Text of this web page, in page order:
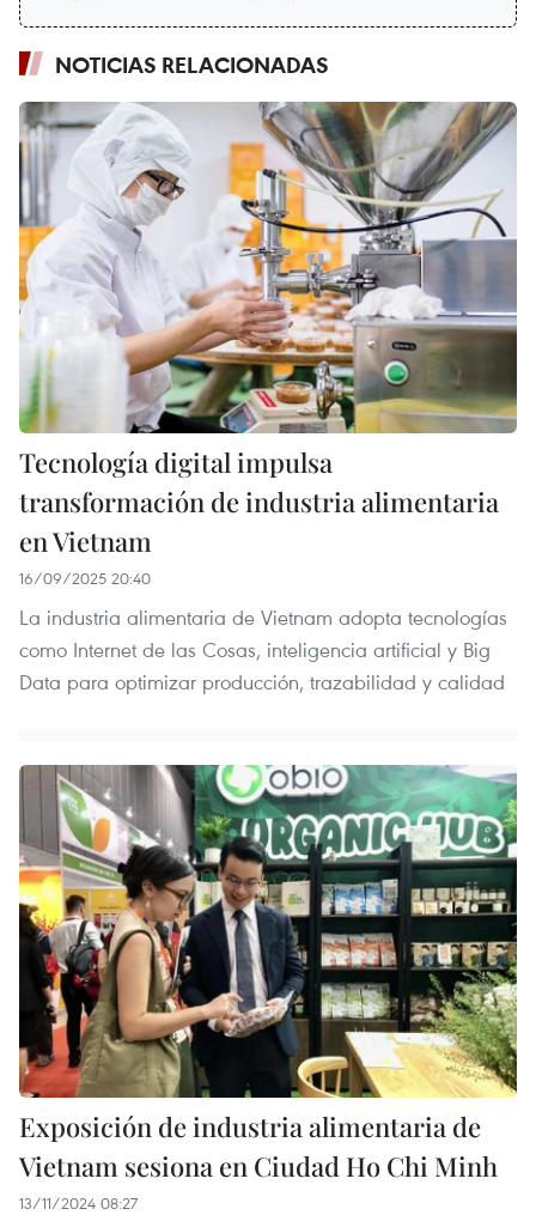
NOTICIAS RELACIONADAS
Tecnología digital impulsa
transformación de industria alimentaria
en Vietnam
16/09/2025 20:40
La industria alimentaria de Vietnam adopta tecnologías
como Internet de las Cosas, inteligencia artificial y Big
Data para optimizar producción, trazabilidad y calidad
Exposición de industria alimentaria de
Vietnam sesiona en Ciudad Ho Chi Minh
13/11/2024 08:27